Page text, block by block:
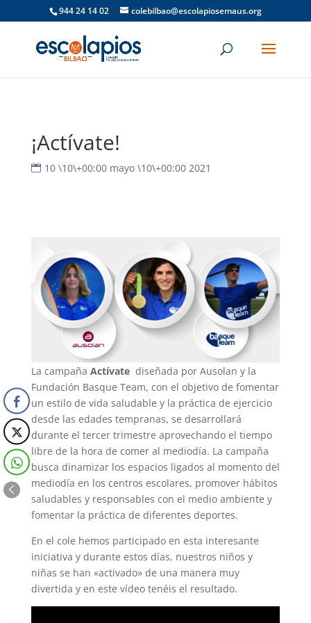
944 24 14 02 colebilbao@escolapiosemaus.org
¡Actívate!
10 \10\+00:00 mayo \10\+00:00 2021
La campaña Actívatediseñada por Ausolan y la
Fundación Basque Team, con el objetivo de fomentar
un estilo de vida saludable y la práctica de ejercicio
desde las edades tempranas, se desarrollará
durante el tercer trimestre aprovechando el tiempo
libre de la hora de comer al mediodía. La campaña
busca dinamizar los espacios ligados al momento del
mediodía en los centros escolares, promover hábitos
saludables y responsables con el medio ambiente y
fomentar la práctica de diferentes deportes.
En el cole hemos participado en esta interesante
iniciativa y durante estos días, nuestros niños y
niñas se han «activado» de una manera muy
divertida y en este vídeo tenéis el resultado.